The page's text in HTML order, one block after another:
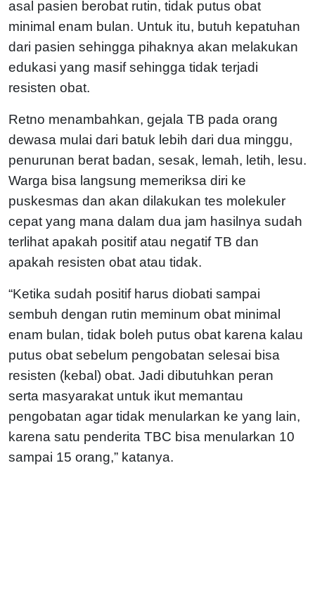
asal pasien berobat rutin, tidak putus obat
minimal enam bulan. Untuk itu, butuh kepatuhan
dari pasien sehingga pihaknya akan melakukan
edukasi yang masif sehingga tidak terjadi
resisten obat.
Retno menambahkan, gejala TB pada orang
dewasa mulai dari batuk lebih dari dua minggu,
penurunan berat badan, sesak, lemah, letih, lesu.
Warga bisa langsung memeriksa diri ke
puskesmas dan akan dilakukan tes molekuler
cepat yang mana dalam dua jam hasilnya sudah
terlihat apakah positif atau negatif TB dan
apakah resisten obat atau tidak.
“Ketika sudah positif harus diobati sampai
sembuh dengan rutin meminum obat minimal
enam bulan, tidak boleh putus obat karena kalau
putus obat sebelum pengobatan selesai bisa
resisten (kebal) obat. Jadi dibutuhkan peran
serta masyarakat untuk ikut memantau
pengobatan agar tidak menularkan ke yang lain,
karena satu penderita TBC bisa menularkan 10
sampai 15 orang,” katanya.